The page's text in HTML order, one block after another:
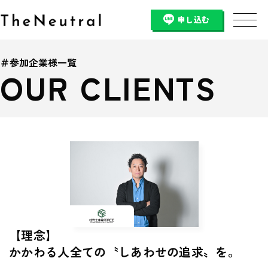
申し込む
＃参加企業様一覧
OUR CLIENTS
【理念】
かかわる人全ての〝しあわせの追求〟を。